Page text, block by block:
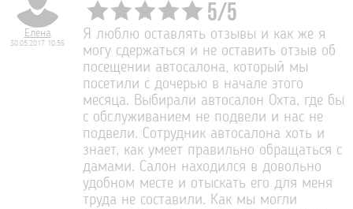
Елена
30.05.2017 10:56
5/5
Я люблю оставлять отзывы и как же я
могу сдержаться и не оставить отзыв об
посещении автосалона, который мы
посетили с дочерью в начале этого
месяца. Выбирали автосалон Охта, где бы
с обслуживанием не подвели и нас не
подвели. Сотрудник автосалона хоть и
знает, как умеет правильно обращаться с
дамами. Салон находился в довольно
удобном месте и отыскать его для меня
труда не составили. Как мы могли